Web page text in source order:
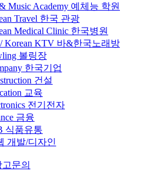
Music Academy 예체능 학원
Travel 한국 관광
Medical Clinic 한국병원
Korean KTV 바&한국노래방
볼링장
한국기업
건설
교육
전기전자
금융
식품유통
개발/디자인
문의